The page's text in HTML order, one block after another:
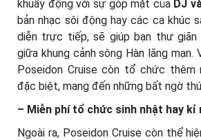
khuấy động với sự góp mặt của DJ
bản nhạc sôi động hay các ca khúc
diễn trực tiếp, sẽ giúp bạn thư giãn
giữa khung cảnh sông Hàn lãng mạn.
Poseidon Cruise còn tổ chức thêm
đặc biệt, mang đến những bất ngờ
– Miễn phí tổ chức sinh nhật hay kỉ
Ngoài ra, Poseidon Cruise còn thể